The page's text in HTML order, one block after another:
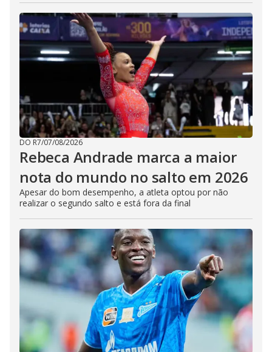
DO R7/07/08/2026
Rebeca Andrade marca a maior
nota do mundo no salto em 2026
Apesar do bom desempenho, a atleta optou por não
realizar o segundo salto e está fora da final